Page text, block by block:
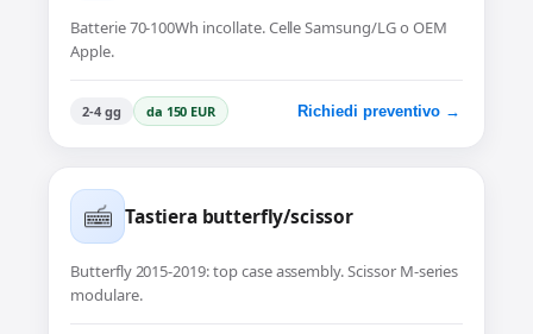
Batterie 70-100Wh incollate. Celle Samsung/LG o OEM
Apple.
2-4 gg da 150 EUR Richiedi preventivo →
Tastiera butterfly/scissor
Butterfly 2015-2019: top case assembly. Scissor M-series
modulare.